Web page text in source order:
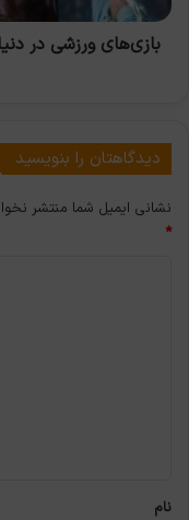
سبک‌ها
بازی‌های ورزشی در
دیدگاهتان را بنویسید
نشانی ایمیل شما منتشر
*
نام